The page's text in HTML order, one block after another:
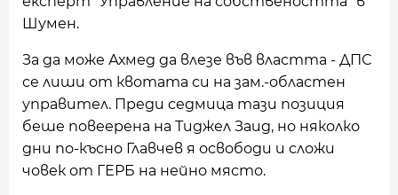
Шумен.
За да може Ахмед да влезе във властта - ДПС
се лиши от квотата си на зам.-областен
управител. Преди седмица тази позиция
беше повеерена на Тиджел Заид, но няколко
дни по-късно Главчев я освободи и сложи
човек от ГЕРБ на нейно място.